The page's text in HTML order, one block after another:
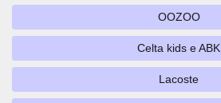
OOZOO
Celta kids e ABK
Lacoste